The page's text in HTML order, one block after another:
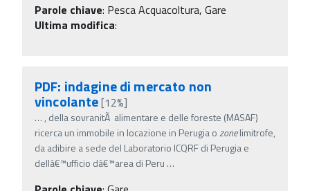
Parole chiave: Pesca Acquacoltura, Gare
Ultima modifica:
PDF: indagine di mercato non
vincolante[12%]
… , della sovranitÃ alimentare e delle foreste (MASAF)
ricerca un immobile in locazione in Perugia ozonelimitrofe,
da adibire a sede del Laboratorio ICQRF di Perugia e
dellâ€™ufficio dâ€™area di Peru …